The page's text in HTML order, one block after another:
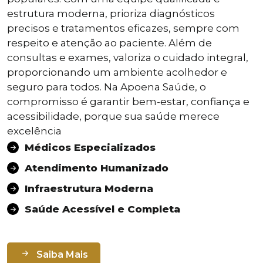
estrutura moderna, prioriza diagnósticos
precisos e tratamentos eficazes, sempre com
respeito e atenção ao paciente. Além de
consultas e exames, valoriza o cuidado integral,
proporcionando um ambiente acolhedor e
seguro para todos. Na Apoena Saúde, o
compromisso é garantir bem-estar, confiança e
acessibilidade, porque sua saúde merece
excelência
Médicos Especializados
Atendimento Humanizado
Infraestrutura Moderna
Saúde Acessível e Completa
Saiba Mais